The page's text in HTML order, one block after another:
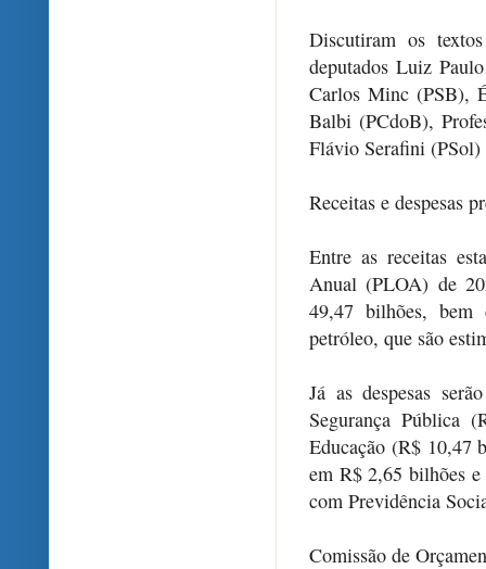
Discutiram os
deputados Luiz
Carlos Minc (PSB),
Balbi (PCdoB),
Flávio Serafini
Receitas e despesas
Entre as receitas
Anual (PLOA) de
49,47 bilhões, bem
petróleo, que são
Já as despesas
Segurança Pública
Educação (R$ 10,47
em R$ 2,65 bilhões
com Previdência
Comissão de